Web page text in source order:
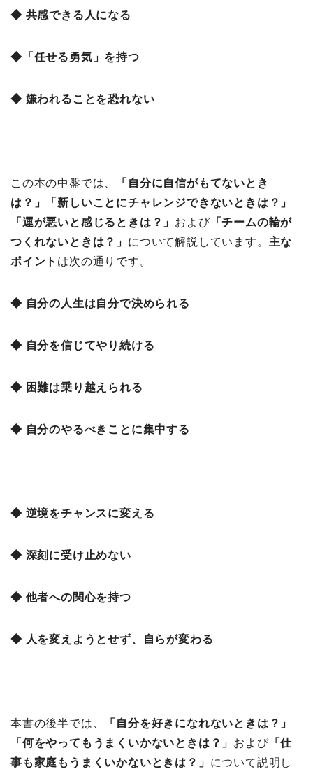
◆ 共感できる人になる
◆「任せる勇気」を持つ
◆ 嫌われることを恐れない
この本の中盤では、
「自分に自信がもてないとき
は？ 」「新しいことにチャレンジできないときは？」
「運が悪いと感じるときは？」 および「チームの輪が
つくれないときは？」 について解説しています。 主な
ポイント は次の通りです。
◆ 自分の人生は自分で決められる
◆ 自分を信じてやり続ける
◆ 困難は乗り越えられる
◆ 自分のやるべきことに集中する
◆ 逆境をチャンスに変える
◆ 深刻に受け止めない
◆ 他者への関心を持つ
◆ 人を変えようとせず、自らが変わる
本書の後半では、 「自分を好きになれないときは？ 」
「何をやってもうまくいかないときは？」 および「仕
事も家庭もうまくいかないときは？」 について説明し